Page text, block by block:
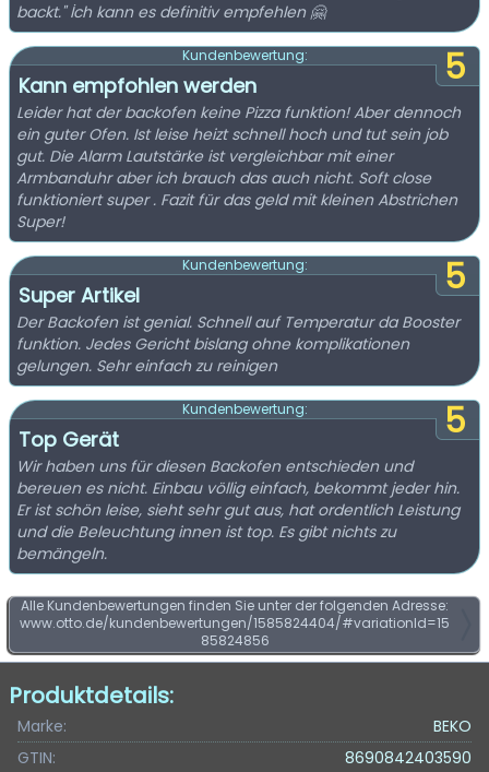
backt." İch kann es definitiv empfehlen 🤗
5
Kundenbewertung:
Kann empfohlen werden
Leider hat der backofen keine Pizza funktion! Aber dennoch
ein guter Ofen. Ist leise heizt schnell hoch und tut sein job
gut. Die Alarm Lautstärke ist vergleichbar mit einer
Armbanduhr aber ich brauch das auch nicht. Soft close
funktioniert super . Fazit für das geld mit kleinen Abstrichen
Super!
5
Kundenbewertung:
Super Artikel
Der Backofen ist genial. Schnell auf Temperatur da Booster
funktion. Jedes Gericht bislang ohne komplikationen
gelungen. Sehr einfach zu reinigen
5
Kundenbewertung:
Top Gerät
Wir haben uns für diesen Backofen entschieden und
bereuen es nicht. Einbau völlig einfach, bekommt jeder hin.
Er ist schön leise, sieht sehr gut aus, hat ordentlich Leistung
und die Beleuchtung innen ist top. Es gibt nichts zu
bemängeln.
Alle Kundenbewertungen finden Sie unter der folgenden Adresse:
www.otto.de/kundenbewertungen/1585824404/#variationId=15
85824856
Produktdetails:
Marke:
BEKO
GTIN:
8690842403590